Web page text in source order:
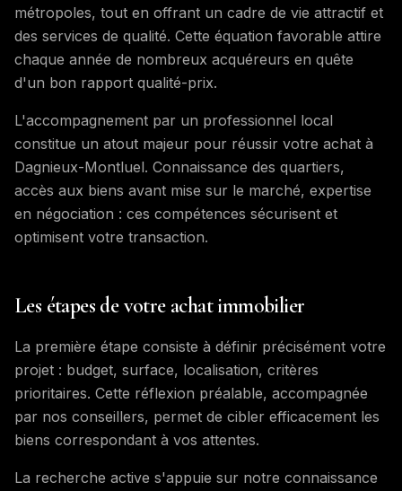
métropoles, tout en offrant un cadre de vie attractif et
des services de qualité. Cette équation favorable attire
chaque année de nombreux acquéreurs en quête
d'un bon rapport qualité-prix.
L'accompagnement par un professionnel local
constitue un atout majeur pour réussir votre achat à
Dagnieux-Montluel. Connaissance des quartiers,
accès aux biens avant mise sur le marché, expertise
en négociation : ces compétences sécurisent et
optimisent votre transaction.
Les étapes de votre achat immobilier
La première étape consiste à définir précisément votre
projet : budget, surface, localisation, critères
prioritaires. Cette réflexion préalable, accompagnée
par nos conseillers, permet de cibler efficacement les
biens correspondant à vos attentes.
La recherche active s'appuie sur notre connaissance